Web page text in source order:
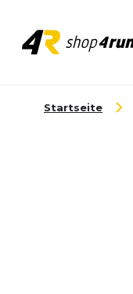
Startseite